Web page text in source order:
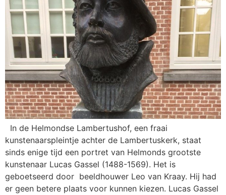
In de Helmondse Lambertushof, een fraai
kunstenaarspleintje achter de Lambertuskerk, staat
sinds enige tijd een portret van Helmonds grootste
kunstenaar Lucas Gassel (1488-1569). Het is
geboetseerd door beeldhouwer Leo van Kraay. Hij had
er geen betere plaats voor kunnen kiezen. Lucas Gassel